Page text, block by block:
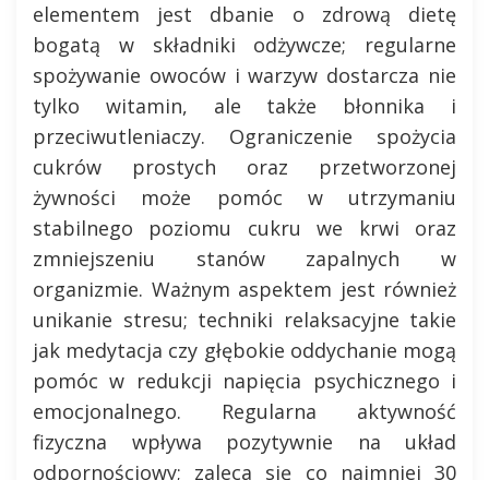
elementem jest dbanie o zdrową dietę
bogatą w składniki odżywcze; regularne
spożywanie owoców i warzyw dostarcza nie
tylko witamin, ale także błonnika i
przeciwutleniaczy. Ograniczenie spożycia
cukrów prostych oraz przetworzonej
żywności może pomóc w utrzymaniu
stabilnego poziomu cukru we krwi oraz
zmniejszeniu stanów zapalnych w
organizmie. Ważnym aspektem jest również
unikanie stresu; techniki relaksacyjne takie
jak medytacja czy głębokie oddychanie mogą
pomóc w redukcji napięcia psychicznego i
emocjonalnego. Regularna aktywność
fizyczna wpływa pozytywnie na układ
odpornościowy; zaleca się co najmniej 30